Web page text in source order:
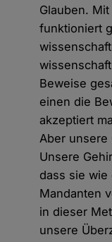
Glauben.
funktioniert
Beweise
einen die
akzeptiert
Aber unsere
Unsere
dass sie wie
Mandanten
in dieser
unsere